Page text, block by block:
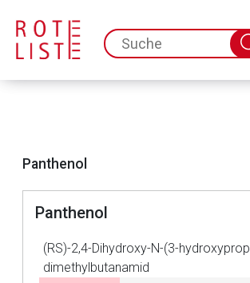
Panthenol
Panthenol
(RS)-2,4-Dihydroxy-N-(3-
dimethylbutanamid
Aufruf einer externen Seite